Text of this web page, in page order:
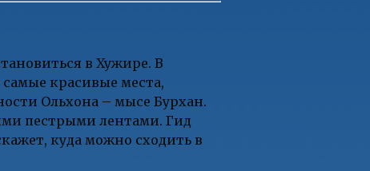
в Хужире. В
красивые места,
Ольхона – мысе Бурхан.
пестрыми лентами. Гид
куда можно сходить в